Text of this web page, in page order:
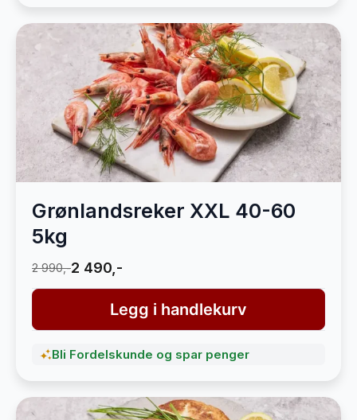
Grønlandsreker XXL 40-60
5kg
2 990,-2 490,-
Legg i handlekurv
Bli Fordelskunde og spar penger